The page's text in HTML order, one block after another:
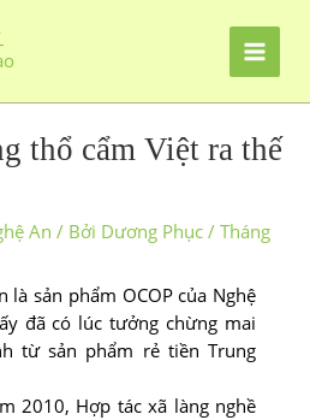
thổ cẩm Việt ra thế
An / Bởi Dương Phục / Tháng
là sản phẩm OCOP của Nghệ
đã có lúc tưởng chừng mai
từ sản phẩm rẻ tiền Trung
2010, Hợp tác xã làng nghề